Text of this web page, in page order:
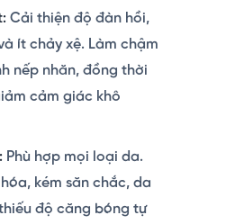
Cải thiện độ đàn hồi,
ít chảy xệ. Làm chậm
nếp nhăn, đồng thời
cảm giác khô
Phù hợp mọi loại da.
kém săn chắc, da
độ căng bóng tự